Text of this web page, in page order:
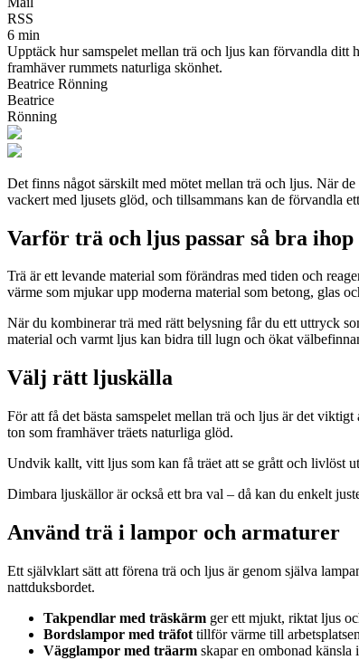
RSS
6 min
Upptäck hur samspelet mellan trä och ljus kan förvandla
framhäver rummets naturliga skönhet.
Beatrice Rönning
Beatrice
Rönning
Det finns något särskilt med mötet mellan trä och ljus. När
vackert med ljusets glöd, och tillsammans kan de förvandla
Varför trä och ljus passar så bra ihop
Trä är ett levande material som förändras med tiden och
värme som mjukar upp moderna material som betong, glas
När du kombinerar trä med rätt belysning får du ett uttryck
material och varmt ljus kan bidra till lugn och ökat
Välj rätt ljuskälla
För att få det bästa samspelet mellan trä och ljus är det
ton som framhäver träets naturliga glöd.
Undvik kallt, vitt ljus som kan få träet att se grått och livlöst
Dimbara ljuskällor är också ett bra val – då kan du enkelt
Använd trä i lampor och armaturer
Ett självklart sätt att förena trä och ljus är genom själva
nattduksbordet.
Takpendlar med träskärm ger ett mjukt, riktat ljus
Bordslampor med träfot tillför värme till
Vägglampor med träarm skapar en ombonad känsla